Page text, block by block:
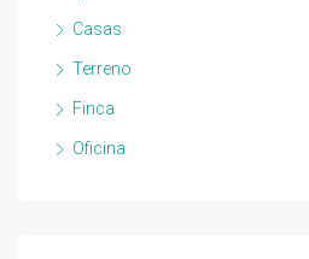
Casas
Terreno
Finca
Oficina